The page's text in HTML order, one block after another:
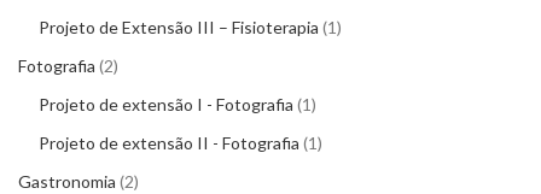
Projeto de Extensão III – Fisioterapia 1
Fotografia 2
Projeto de extensão I - Fotografia 1
Projeto de extensão II - Fotografia 1
Gastronomia 2